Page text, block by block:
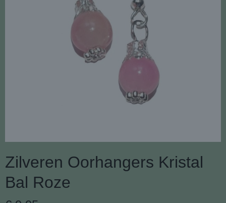
Zilveren Oorhangers Kristal
Bal Roze